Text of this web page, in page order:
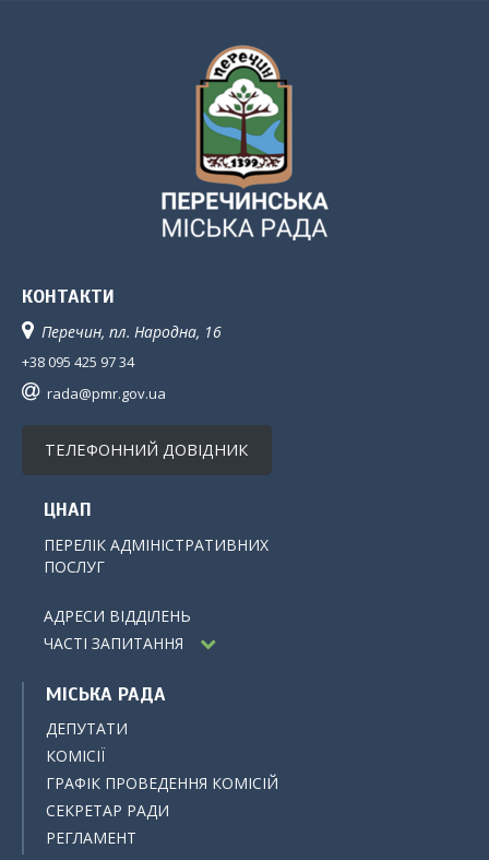
КОНТАКТИ
Перечин, пл. Народна, 16
+38 095 425 97 34
rada@pmr.gov.ua
ТЕЛЕФОННИЙ ДОВІДНИК
ЦНАП
ПЕРЕЛІК АДМІНІСТРАТИВНИХ
ПОСЛУГ
АДРЕСИ ВІДДІЛЕНЬ
ЧАСТІ ЗАПИТАННЯ
МІСЬКА РАДА
ДЕПУТАТИ
КОМІСІЇ
ГРАФІК ПРОВЕДЕННЯ КОМІСІЙ
СЕКРЕТАР РАДИ
РЕГЛАМЕНТ